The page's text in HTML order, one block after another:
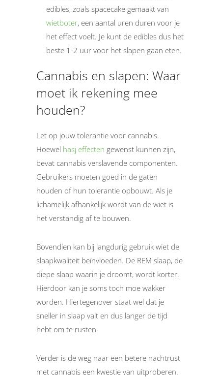
edibles, zoals spacecake gemaakt van
wietboter, een aantal uren duren voor je
het effect voelt. Je kunt de edibles dus het
beste 1-2 uur voor het slapen gaan eten.
Cannabis en slapen: Waar
moet ik rekening mee
houden?
Let op jouw tolerantie voor cannabis.
Hoewel hasj effecten gewenst kunnen zijn,
bevat cannabis verslavende componenten.
Gebruikers moeten goed in de gaten
houden of hun tolerantie opbouwt. Als je
lichamelijk afhankelijk wordt van de wiet is
het verstandig af te bouwen.
Bovendien kan bij langdurig gebruik wiet de
slaapkwaliteit beïnvloeden. De REM slaap, de
diepe slaap waarin je droomt, wordt korter.
Hierdoor kan je soms toch moe wakker
worden. Hiertegenover staat wel dat je
sneller in slaap valt en dus langer de tijd
hebt om te rusten.
Verder is de weg naar een betere nachtrust
met cannabis een kwestie van uitproberen.